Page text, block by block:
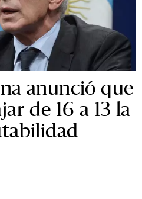
anunció que
de 16 a 13 la